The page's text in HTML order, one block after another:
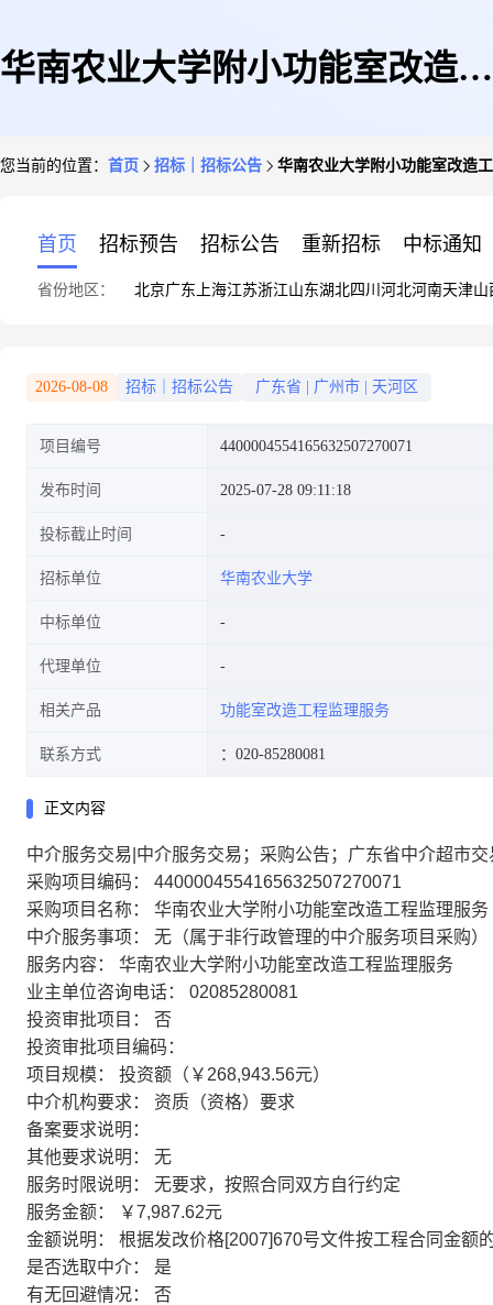
华南农业大学附小功能室改造工
您当前的位置： 首页 招标｜招标公告 华南农业大学附小功能室改造
首页 招标预告 招标公告 重新招标 中标通知
省份地区： 北京广东 上海江苏浙江山东湖北四川 河北河南天津山
2026-08-08 招标｜招标公告 广东省 广州市 天河区
项目编号 4400004554165632507270071
发布时间 2025-07-28 09:11:18
投标截止时间
招标单位 华南农业大学
中标单位
代理单位
相关产品 功能室改造工程监理服务
联系方式 ：020-85280081
正文内容
中介服务交易|中介服务交易；采购公告；广东省中介超市交
采购项目编码： 4400004554165632507270071
采购项目名称： 华南农业大学附小功能室改造工程监理服务
中介服务事项： 无（属于非行政管理的中介服务项目采购）
服务内容： 华南农业大学附小功能室改造工程监理服务
业主单位咨询电话： 02085280081
投资审批项目： 否
投资审批项目编码：
项目规模： 投资额（￥268,943.56元）
中介机构要求： 资质（资格）要求
备案要求说明：
其他要求说明： 无
服务时限说明： 无要求，按照合同双方自行约定
服务金额： ￥7,987.62元
金额说明： 根据发改价格[2007]670号文件按工程合同金额
是否选取中介： 是
有无回避情况： 否